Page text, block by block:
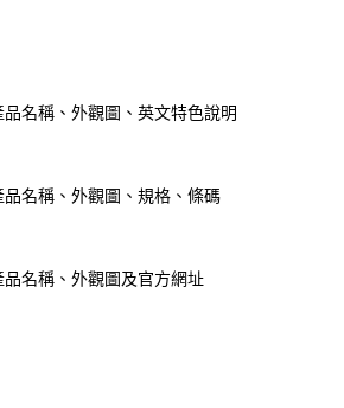
名稱、外觀圖、英文特色說明
名稱、外觀圖、規格、條碼
名稱、外觀圖及官方網址